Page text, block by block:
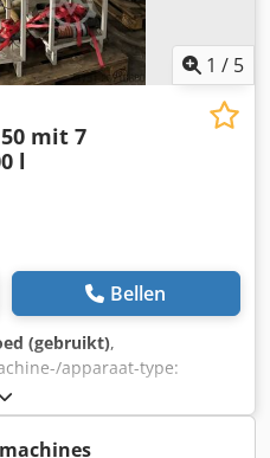
1 / 5
mit 7
l
Bellen
(gebruikt),
apparaat-type:
Type:
Sectiedroger H 150 met
ook leverbaar met